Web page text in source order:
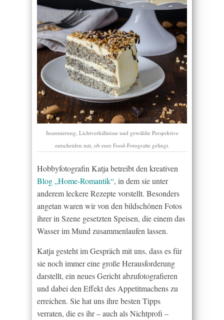
Inszenierung, Lichtverhältnisse und gewählte Perspektive
entscheiden mit, ob eure Food-Fotografie gelingt.
Hobbyfotografin Katja betreibt den kreativen
Blog „Home-Romantik“, in dem sie unter
anderem leckere Rezepte vorstellt. Besonders
angetan waren wir von den bildschönen Fotos
ihrer in Szene gesetzten Speisen, die einem das
Wasser im Mund zusammenlaufen lassen.
Katja gesteht im Gespräch mit uns, dass es für
sie noch immer eine große Herausforderung
darstellt, ein neues Gericht abzufotografieren
und dabei den Effekt des Appetitmachens zu
erreichen. Sie hat uns ihre besten Tipps
verraten, die es ihr – auch als Nichtprofi –